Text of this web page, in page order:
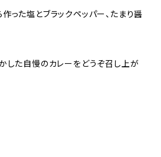
った塩とブラックペッパー、たまり醤
した自慢のカレーをどうぞ召し上が